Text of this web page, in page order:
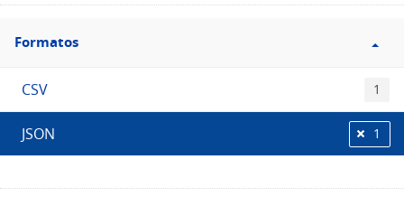
Filtro
Formatos
Formatos
CSV 1
JSON 1